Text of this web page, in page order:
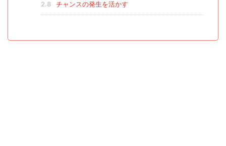
2.8 チャンスの発生を活かす